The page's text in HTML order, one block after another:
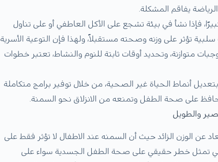
يفاقم المشكلة.
فإذا نشأ في بيئة تشجع على الأكل العاطفي أو على تناول
تؤثر على وزنه وصحته مستقبلاً، ولهذا فإن التوعية الأسرية
متوازنة، وتحديد أوقات ثابتة للنوم والنشاط، تعتبر خطوات
أنماط الحياة غير الصحية، من خلال توفير برامج متكاملة
على صحة الطفل وتمنعه من الانزلاق نحو السمنة.
والطويل
عن الوزن الزائد حيث أن السمنه عند الاطفال لا تؤثر فقط على
تمثل خطر حقيقي على صحة الطفل الجسدية سواء على